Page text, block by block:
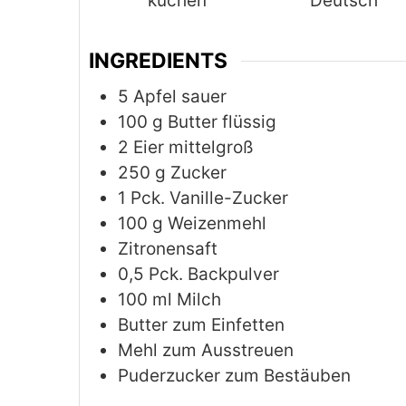
INGREDIENTS
5 Apfel sauer
100 g Butter flüssig
2 Eier mittelgroß
250 g Zucker
1 Pck. Vanille-Zucker
100 g Weizenmehl
Zitronensaft
0,5 Pck. Backpulver
100 ml Milch
Butter zum Einfetten
Mehl zum Ausstreuen
Puderzucker zum Bestäuben